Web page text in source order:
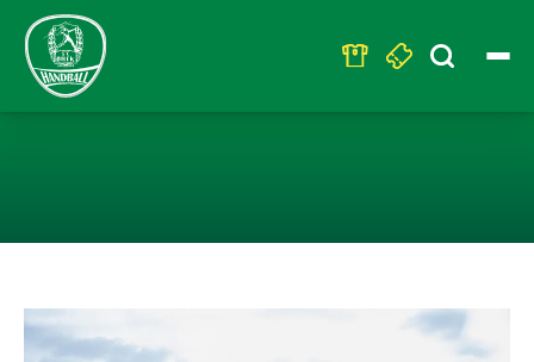
Search
for: